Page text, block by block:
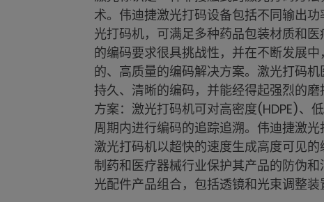
术。伟迪捷激光打码设备包括不同输出
光打码机，可满足多种药品包装材质和
的编码要求很具挑战性，并在不断发展
的、高质量的编码解决方案。激光打码
持久、清晰的编码，并能经得起强烈的
方案：激光打码机可对高密度(HDPE)、
周期内进行编码的追踪追溯。伟迪捷激
激光打码机以超快的速度生成高度可见
制药和医疗器械行业保护其产品的防伪
光配件产品组合，包括透镜和光束调整